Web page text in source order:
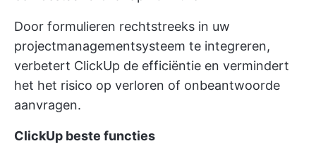
Door formulieren rechtstreeks in uw
projectmanagementsysteem te integreren,
verbetert ClickUp de efficiëntie en vermindert
het het risico op verloren of onbeantwoorde
aanvragen.
ClickUp beste functies